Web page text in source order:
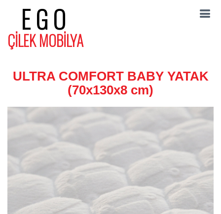
EGO
ÇİLEK MOBİLYA
ULTRA COMFORT BABY YATAK
(70x130x8 cm)